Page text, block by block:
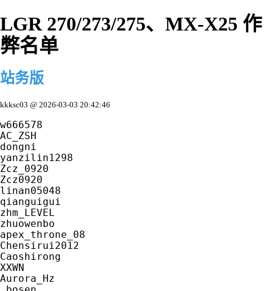
LGR 270/273/275、MX-X25 作
弊名单
站务版
kkksc03 @ 2026-03-03 20:42:46
w666578
AC_ZSH
dongni
yanzilin1298
Zcz_0920
Zcz0920
linan05048
qianguigui
zhm_LEVEL
zhuowenbo
apex_throne_08
Chensirui2012
Caoshirong
XXWN
Aurora_Hz